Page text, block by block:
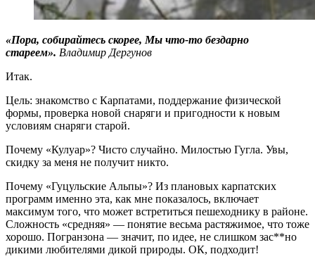
«Пора, собирайтесь скорее, Мы что-то бездарно
стареем». Владимир Дергунов
Итак.
Цель: знакомство с Карпатами, поддержание физической
формы, проверка новой снаряги и пригодности к новым
условиям снаряги старой.
Почему «Кулуар»? Чисто случайно. Милостью Гугла. Увы,
скидку за меня не получит никто.
Почему «Гуцульские Альпы»? Из плановых карпатских
программ именно эта, как мне показалось, включает
максимум того, что может встретиться пешеходнику в районе.
Сложность «средняя» — понятие весьма растяжимое, что тоже
хорошо. Погранзона — значит, по идее, не слишком зас**но
дикими любителями дикой природы. ОК, подходит!